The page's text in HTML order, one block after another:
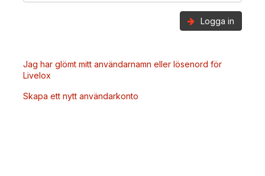
Logga in
Jag har glömt mitt användarnamn eller lösenord för
Livelox
Skapa ett nytt användarkonto